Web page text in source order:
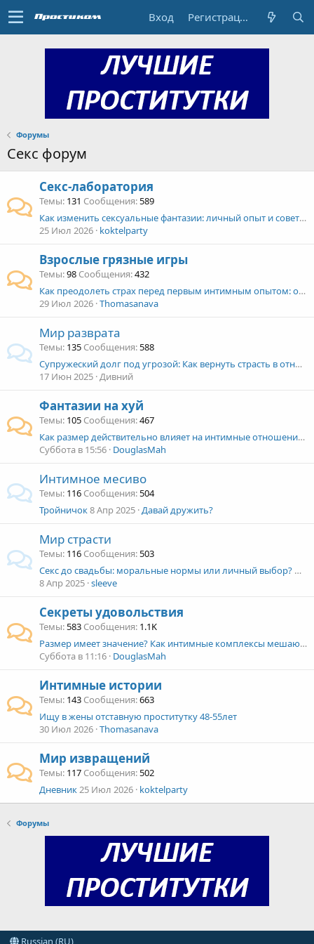
Вход Регистрация
Форумы
Секс форум
Секс-лаборатория
Темы 131 Сообщения 589
Как изменить сексуальные фантазии: личный опыт и советы, которые действительно работают!
25 Июл 2026 koktelparty
Взрослые грязные игры
Темы 98 Сообщения 432
Как преодолеть страх перед первым интимным опытом: откровенный разговор о сексе с партнером
29 Июл 2026 Thomasanava
Мир разврата
Темы 135 Сообщения 588
Супружеский долг под угрозой: Как вернуть страсть в отношения с женой?
17 Июн 2025 Дивний
Фантазии на хуй
Темы 105 Сообщения 467
Как размер действительно влияет на интимные отношения: откровенные истории и советы
Суббота в 15:56 DouglasMah
Интимное месиво
Темы 116 Сообщения 504
Тройничок8 Апр 2025 Давай дружить?
Мир страсти
Темы 116 Сообщения 503
Секс до свадьбы: моральные нормы или личный выбор? Поделитесь своим мнением!
8 Апр 2025 sleeve
Секреты удовольствия
Темы 583 Сообщения 1.1K
Размер имеет значение? Как интимные комплексы мешают отношениям
Суббота в 11:16 DouglasMah
Интимные истории
Темы 143 Сообщения 663
Ищу в жены отставную проститутку 48-55лет
30 Июл 2026 Thomasanava
Мир извращений
Темы 117 Сообщения 502
Дневник25 Июл 2026 koktelparty
Форумы
Russian (RU)